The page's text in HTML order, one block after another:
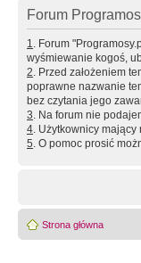
Forum
1. Forum
wyśmiewanie kogoś,
2. Przed założeniem
poprawne nazwanie
bez czytania jego
3. Na forum nie
4. Użytkownicy
5. O pomoc prosić
Strona główna